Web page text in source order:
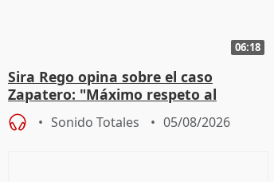
06:18
Sira Rego opina sobre el caso
Zapatero: "Máximo respeto al
proceso judicial"
Sonido Totales 05/08/2026